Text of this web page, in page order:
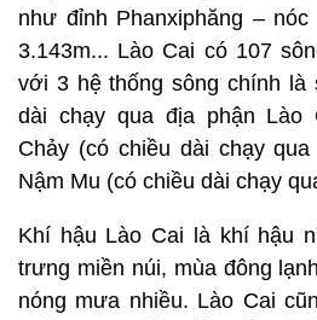
như đỉnh Phanxiphăng –
3.143m... Lào Cai có 107
với 3 hệ thống sông chính là
dài chạy qua địa phận Lào
Chảy (có chiều dài chạy
Nậm Mu (có chiều dài chạy
Khí hậu Lào Cai là khí hậu
trưng miền núi, mùa đông
nóng mưa nhiều. Lào Cai